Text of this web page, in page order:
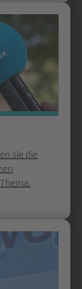
sie die